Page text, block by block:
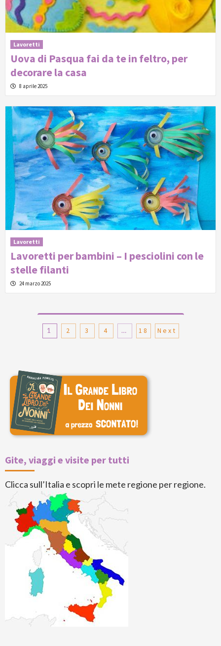
Lavoretti
Uova di Pasqua fai da te in feltro, per
decorare la casa
8 aprile 2025
Lavoretti
Lavoretti per bambini – I pesciolini con le
stelle filanti
24 marzo 2025
Paginazione
1 2 3 4 … 18 Next
Gite, viaggi e visite per tutti
Clicca sull’Italia e scopri le mete regione per regione.